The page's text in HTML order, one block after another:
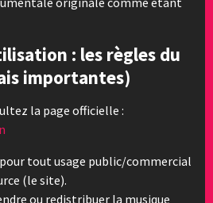
: les règles du
importantes)
la page officielle :
pour tout usage public/commercial
(le site).
ou redistribuer la musique